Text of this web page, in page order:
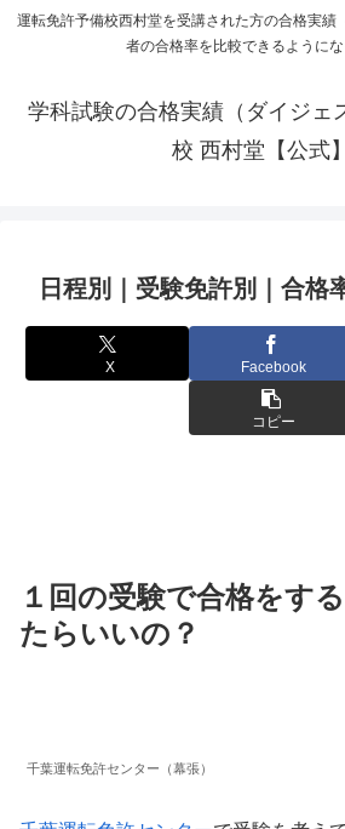
運転免許予備校西村堂を受講された方の合格実績
者の合格率を比較できるように
学科試験の合格実績（ダイジェ
校 西村堂【公式】
日程別｜受験免許別｜合格
X Facebook
コピー
１回の受験で合格をす
たらいいの？
千葉運転免許センター（幕張）